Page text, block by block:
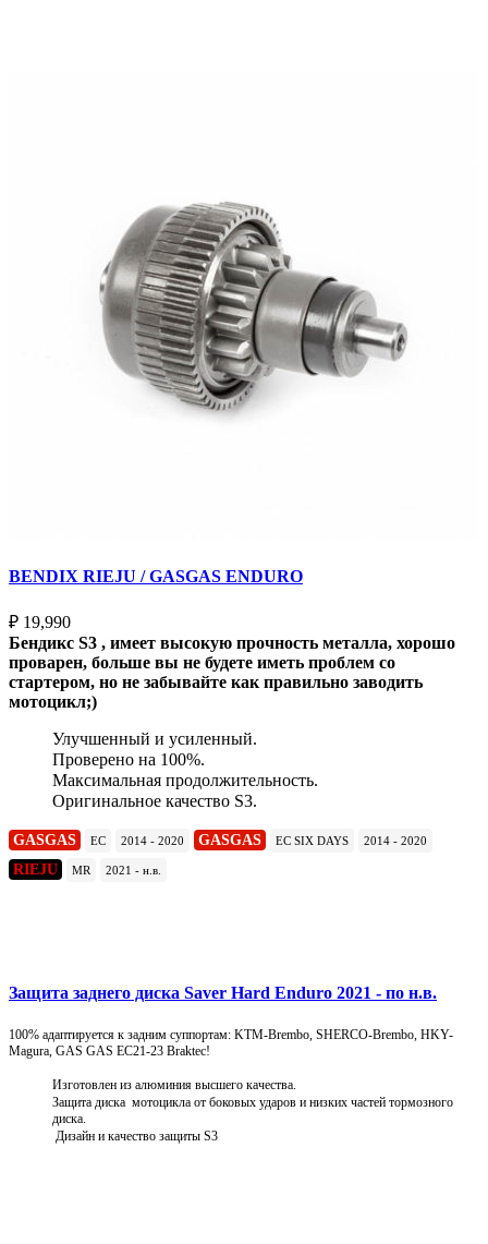
BENDIX RIEJU / GASGAS ENDURO
₽ 19,990
Бендикс S3 , имеет высокую прочность металла, хорошо
проварен, больше вы не будете иметь проблем со
стартером, но не забывайте как правильно заводить
мотоцикл;)
Улучшенный и усиленный.
Проверено на 100%.
Максимальная продолжительность.
Оригинальное качество S3.
GASGAS EC 2014 - 2020 GASGAS EC SIX DAYS 2014 - 2020
RIEJU MR 2021 - н.в.
Защита заднего диска Saver Hard Enduro 2021 - по н.в.
100% адаптируется к задним суппортам: KTM-Brembo, SHERCO-Brembo, HKY-
Magura, GAS GAS EC21-23 Braktec!
Изготовлен из алюминия высшего качества.
Защита диска мотоцикла от боковых ударов и низких частей тормозного
диска.
Дизайн и качество защиты S3